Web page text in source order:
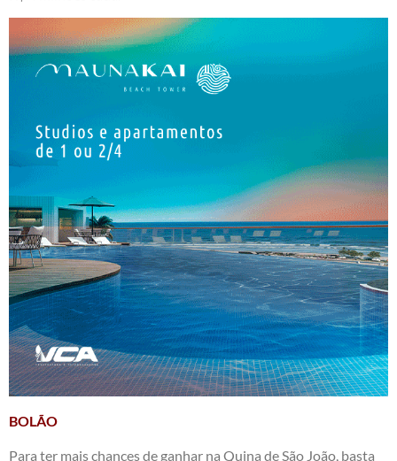
BOLÃO
Para ter mais chances de ganhar na Quina de São João, basta